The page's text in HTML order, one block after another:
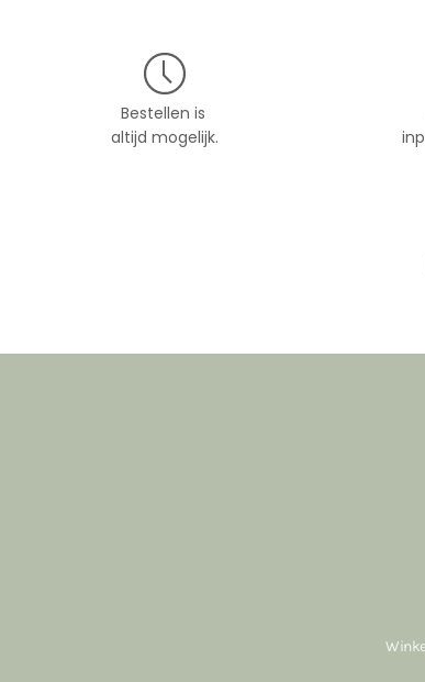
Bestellen is
altijd mogelijk.